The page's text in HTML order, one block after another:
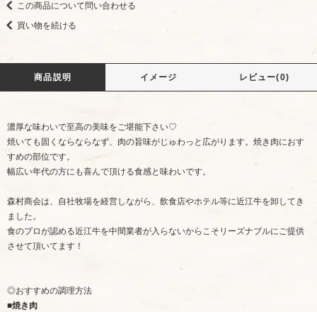
この商品について問い合わせる
買い物を続ける
商品説明 イメージ レビュー(0)
濃厚な味わいで至高の美味をご堪能下さい♡
焼いても固くならならなず、肉の旨味がじゅわっと広がります。焼き肉におす
すめの部位です。
幅広い年代の方にも喜んで頂ける食感と味わいです。
森村商会は、自社牧場を経営しながら、飲食店やホテル等に近江牛を卸してき
ました。
食のプロが認める近江牛を中間業者が入らないからこそリーズナブルにご提供
させて頂いてます！
◎おすすめの調理方法
■焼き肉